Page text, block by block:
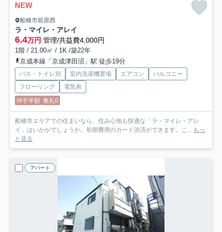
NEW
船橋市前原西
ラ・マイレ・アレイ
6.4万円 管理/共益費4,000円
1階 / 21.00㎡ / 1K /築22年
京成本線「京成津田沼」駅 徒歩19分
バス・トイレ別 室内洗濯機置場 エアコン
バルコニー
フローリング
電気有
仲手半額 敷礼0
船橋市エリアでの住まいなら、住み心地も快適な「ラ・マイレ・アレ
イ」はいかがでしょうか。初期費用のカード決済ができます。こ... もっ
と見る
アパート